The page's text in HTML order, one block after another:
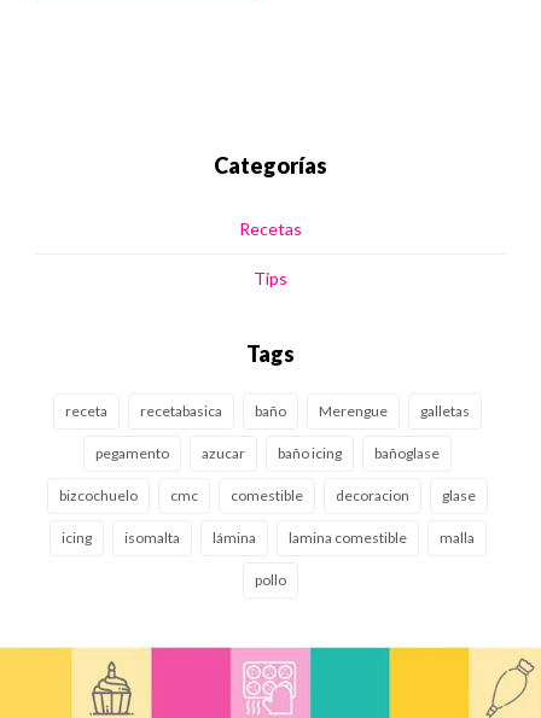
Categorías
Recetas
Tips
Tags
receta recetabasica baño Merengue galletas
pegamento azucar baño icing bañoglase
bizcochuelo cmc comestible decoracion glase
icing isomalta lámina lamina comestible malla
pollo